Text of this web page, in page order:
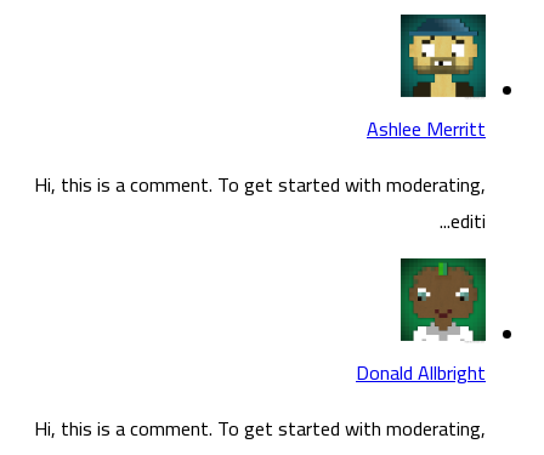
Ashlee Merritt
Hi, this is a comment. To get started with moderating,
editi...
Donald Allbright
Hi, this is a comment. To get started with moderating,